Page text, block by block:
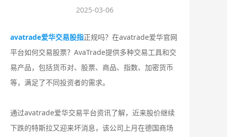
2025-03-06
avatrade爱华交易股指正规吗？在avatrade爱华官网
平台如何交易股票？AvaTrade提供多种交易工具和交
易产品，包括货币对、股票、商品、指数、加密货币
等，满足了不同投资者的需求。
通过avatrade爱华交易平台资讯了解，近来股价继续
下跌的特斯拉又迎来坏消息，该公司上月在德国商场